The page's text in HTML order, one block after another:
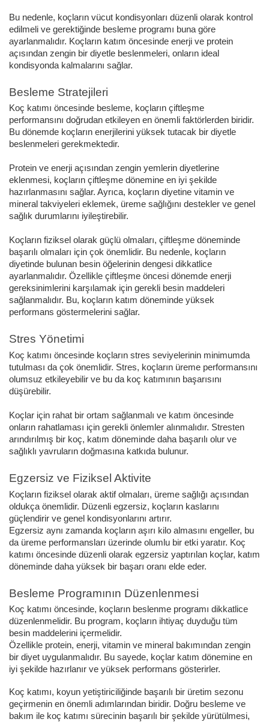
Bu nedenle, koçların vücut kondisyonları düzenli olarak kontrol
edilmeli ve gerektiğinde besleme programı buna göre
ayarlanmalıdır. Koçların katım öncesinde enerji ve protein
açısından zengin bir diyetle beslenmeleri, onların ideal
kondisyonda kalmalarını sağlar.
Besleme Stratejileri
Koç katımı öncesinde besleme, koçların çiftleşme
performansını doğrudan etkileyen en önemli faktörlerden biridir.
Bu dönemde koçların enerjilerini yüksek tutacak bir diyetle
beslenmeleri gerekmektedir.
Protein ve enerji açısından zengin yemlerin diyetlerine
eklenmesi, koçların çiftleşme dönemine en iyi şekilde
hazırlanmasını sağlar. Ayrıca, koçların diyetine vitamin ve
mineral takviyeleri eklemek, üreme sağlığını destekler ve genel
sağlık durumlarını iyileştirebilir.
Koçların fiziksel olarak güçlü olmaları, çiftleşme döneminde
başarılı olmaları için çok önemlidir. Bu nedenle, koçların
diyetinde bulunan besin öğelerinin dengesi dikkatlice
ayarlanmalıdır. Özellikle çiftleşme öncesi dönemde enerji
gereksinimlerini karşılamak için gerekli besin maddeleri
sağlanmalıdır. Bu, koçların katım döneminde yüksek
performans göstermelerini sağlar.
Stres Yönetimi
Koç katımı öncesinde koçların stres seviyelerinin minimumda
tutulması da çok önemlidir. Stres, koçların üreme performansını
olumsuz etkileyebilir ve bu da koç katımının başarısını
düşürebilir.
Koçlar için rahat bir ortam sağlanmalı ve katım öncesinde
onların rahatlaması için gerekli önlemler alınmalıdır. Stresten
arındırılmış bir koç, katım döneminde daha başarılı olur ve
sağlıklı yavruların doğmasına katkıda bulunur.
Egzersiz ve Fiziksel Aktivite
Koçların fiziksel olarak aktif olmaları, üreme sağlığı açısından
oldukça önemlidir. Düzenli egzersiz, koçların kaslarını
güçlendirir ve genel kondisyonlarını artırır.
Egzersiz aynı zamanda koçların aşırı kilo almasını engeller, bu
da üreme performansları üzerinde olumlu bir etki yaratır. Koç
katımı öncesinde düzenli olarak egzersiz yaptırılan koçlar, katım
döneminde daha yüksek bir başarı oranı elde eder.
Besleme Programının Düzenlenmesi
Koç katımı öncesinde, koçların beslenme programı dikkatlice
düzenlenmelidir. Bu program, koçların ihtiyaç duyduğu tüm
besin maddelerini içermelidir.
Özellikle protein, enerji, vitamin ve mineral bakımından zengin
bir diyet uygulanmalıdır. Bu sayede, koçlar katım dönemine en
iyi şekilde hazırlanır ve yüksek performans gösterirler.
Koç katımı, koyun yetiştiriciliğinde başarılı bir üretim sezonu
geçirmenin en önemli adımlarından biridir. Doğru besleme ve
bakım ile koç katımı sürecinin başarılı bir şekilde yürütülmesi,